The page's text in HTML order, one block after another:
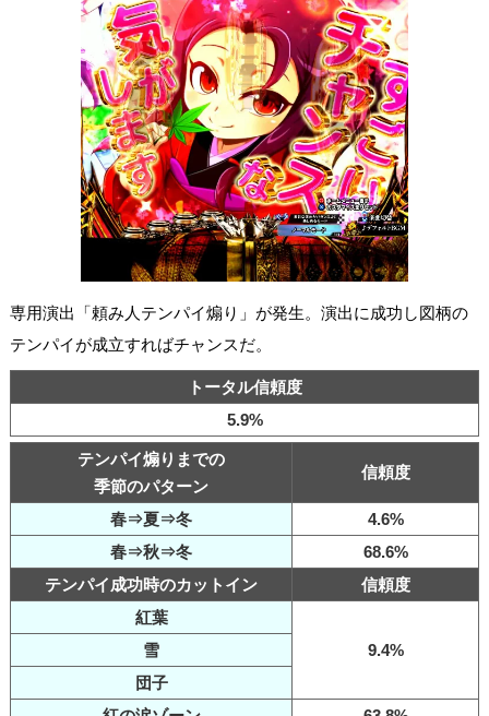
専用演出「頼み人テンパイ煽り」が発生。演出に成功し図柄の
テンパイが成立すればチャンスだ。
トータル信頼度
5.9%
テンパイ煽りまでの
季節のパターン
信頼度
春⇒夏⇒冬
4.6%
春⇒秋⇒冬
68.6%
テンパイ成功時のカットイン
信頼度
紅葉
9.4%
雪
団子